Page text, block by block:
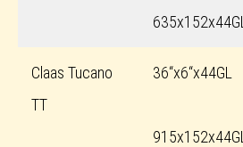
635x152x44GL
Claas Tucano
TT
36“x6“x44GL
915x152x44GL